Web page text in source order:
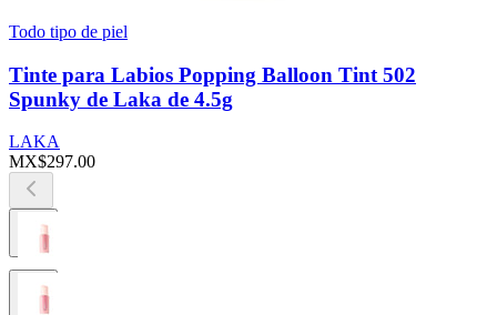
Todo tipo de piel
Tinte para Labios Popping Balloon Tint 502
Spunky de Laka de 4.5g
LAKA
MX$297.00